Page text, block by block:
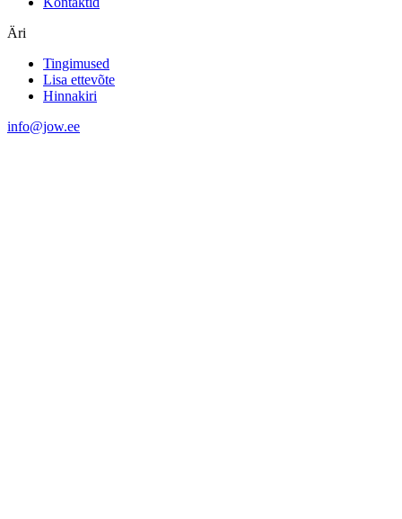
Äri
Tingimused
Lisa ettevõte
Hinnakiri
info@jow.ee